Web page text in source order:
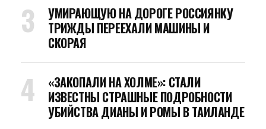
УМИРАЮЩУЮ НА ДОРОГЕ РОССИЯНКУ
ТРИЖДЫ ПЕРЕЕХАЛИ МАШИНЫ И
СКОРАЯ
«ЗАКОПАЛИ НА ХОЛМЕ»: СТАЛИ
ИЗВЕСТНЫ СТРАШНЫЕ ПОДРОБНОСТИ
УБИЙСТВА ДИАНЫ И РОМЫ В ТАИЛАНДЕ